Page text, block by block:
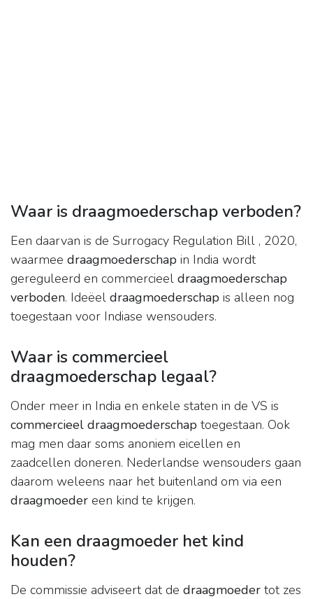
Waar is draagmoederschap verboden?
Een daarvan is de Surrogacy Regulation Bill , 2020,
waarmee draagmoederschap in India wordt
gereguleerd en commercieel draagmoederschap
verboden. Ideëel draagmoederschap is alleen nog
toegestaan voor Indiase wensouders.
Waar is commercieel
draagmoederschap legaal?
Onder meer in India en enkele staten in de VS is
commercieel draagmoederschap toegestaan. Ook
mag men daar soms anoniem eicellen en
zaadcellen doneren. Nederlandse wensouders gaan
daarom weleens naar het buitenland om via een
draagmoeder een kind te krijgen.
Kan een draagmoeder het kind
houden?
De commissie adviseert dat de draagmoeder tot zes